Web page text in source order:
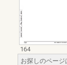
164
お探しのペー